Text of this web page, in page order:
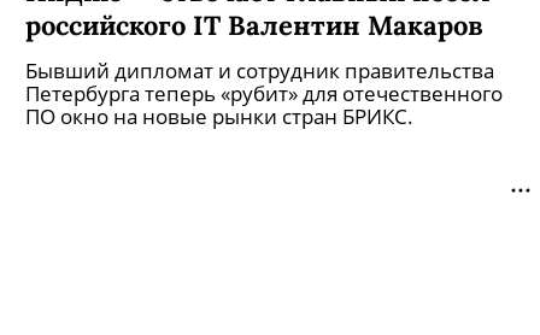
российского IT Валентин Макаров
Бывший дипломат и сотрудник правительства
Петербурга теперь «рубит» для отечественного
ПО окно на новые рынки стран БРИКС.